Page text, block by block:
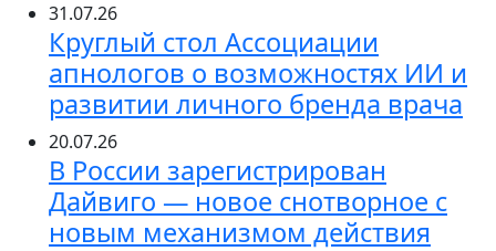
31.07.26
Круглый стол Ассоциации
апнологов о возможностях ИИ и
развитии личного бренда врача
20.07.26
В России зарегистрирован
Дайвиго — новое снотворное с
новым механизмом действия